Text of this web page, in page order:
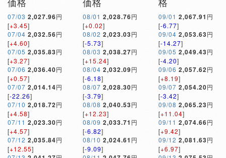
07/03 2,027.96円
[+3.45]
07/04 2,032.56円
[+4.60]
07/05 2,035.83円
[+3.27]
07/06 2,036.40円
[+0.57]
07/07 2,014.14円
[-22.26]
07/10 2,018.72円
[+4.58]
07/11 2,023.30円
[+4.57]
07/12 2,035.84円
[+12.55]
08/01 2,028.76円
[+0.02]
08/02 2,023.03円
[-5.73]
08/03 2,038.27円
[+15.24]
08/04 2,032.09円
[-6.18]
08/07 2,028.30円
[-3.79]
08/08 2,040.53円
[+12.23]
08/09 2,033.71 円
[-6.82]
08/10 2,024.61 円
[-9.09]
09/01 2,067.91 円
[-6.77]
09/04 2,053.63円
[-14.27]
09/05 2,049.43円
[-4.20]
09/06 2,057.62円
[+8.19]
09/07 2,054.20円
[-3.42]
09/08 2,065.23円
[+11.04]
09/11 2,074.66円
[+9.42]
09/12 2,081.63円
[+6.97]